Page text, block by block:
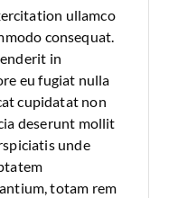
ullamco
consequat.
in
eu fugiat nulla
cupidatat non
deserunt mollit
unde
totam rem